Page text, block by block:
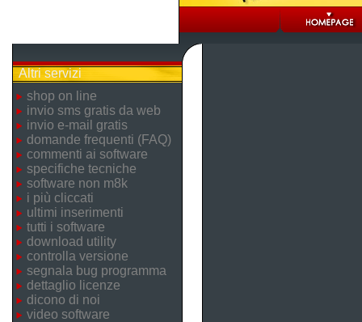
Altri servizi
shop on line
invio sms gratis da web
invio e-mail gratis
domande frequenti (FAQ)
commenti ai software
specifiche tecniche
software non m8k
i più cliccati
ultimi inserimenti
tutti i software
download utility
controlla versione
segnala bug programma
dettaglio licenze
dicono di noi
video software